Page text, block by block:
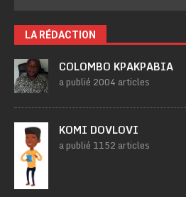
LA RÉDACTION
COLOMBO KPAKPABIA
a publié 2004 articles
KOMI DOVLOVI
a publié 1152 articles